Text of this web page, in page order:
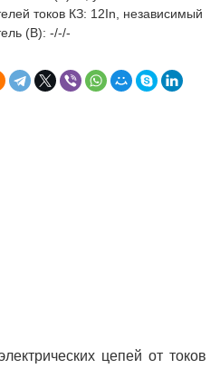
токов КЗ: 12In, независимый
(В): -/-/-
цепей от токов